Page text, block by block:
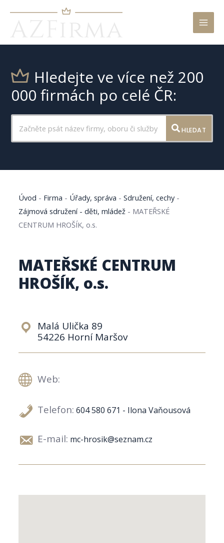
Hledejte ve více než 200
000 firmách po celé ČR:
HLEDAT
Úvod - Firma - Úřady, správa -Sdružení, cechy-
Zájmová sdružení - děti, mládež - MATEŘSKÉ
CENTRUM HROŠÍK, o.s.
MATEŘSKÉ CENTRUM
HROŠÍK, o.s.
Malá Ulička 89
54226 Horní Maršov
Web:
Telefon: 604 580 671 - Ilona Vaňousová
E-mail: mc-hrosik@seznam.cz